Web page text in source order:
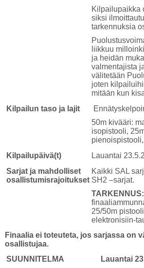
Kilpailupaikka
siksi
tarkennuksia
liikkuu
ja heidän
valmentajista
välitetään
joten
mitään kun
Kilpailun taso ja lajit
50m kivääri:
isopistooli,
Kilpailupäivä(t)
Lauantai
Sarjat ja mahdolliset
osallistumisrajoitukset
Kaikki SAL
SH2 –sarjat.
TARKENNUS:
25/50m
elektronisiin-
Finaalia ei toteuteta, jos sarjassa on
osallistujaa.
SUUNNITELMA
Lauantai